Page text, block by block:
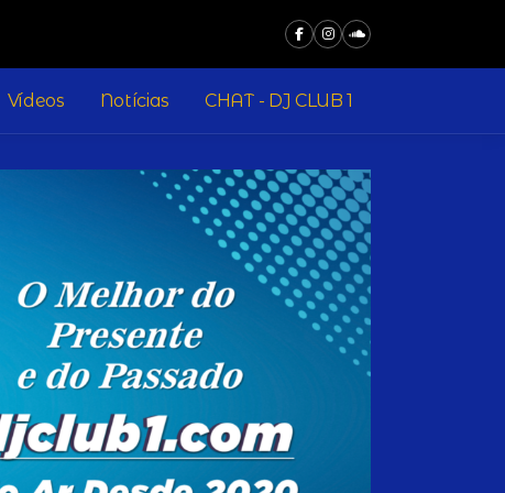
Vídeos Notícias CHAT - DJ CLUB 1